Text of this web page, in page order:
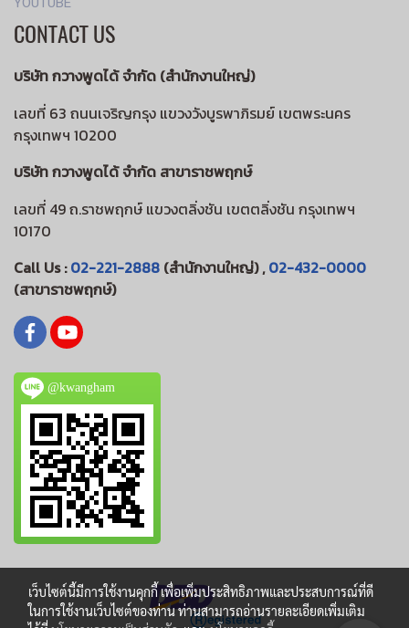
CONTACT US
บริษัท กวางพูดได้ จำกัด (สำนักงานใหญ่)
เลขที่ 63 ถนนเจริญกรุง แขวงวังบูรพาภิรมย์ เขตพระนคร
กรุงเทพฯ 10200
บริษัท กวางพูดได้ จำกัด สาขาราชพฤกษ์
เลขที่ 49 ถ.ราชพฤกษ์ แขวงตลิ่งชัน เขตตลิ่งชัน กรุงเทพฯ
10170
Call Us :02-221-2888 (สำนักงานใหญ่) ,02-432-0000
(สาขาราชพฤกษ์)
@kwangham
เว็บไซต์นี้มีการใช้งานคุกกี้ เพื่อเพิ่มประสิทธิภาพและประสบการณ์ที่ดี
ในการใช้งานเว็บไซต์ของท่าน ท่านสามารถอ่านรายละเอียดเพิ่มเติม